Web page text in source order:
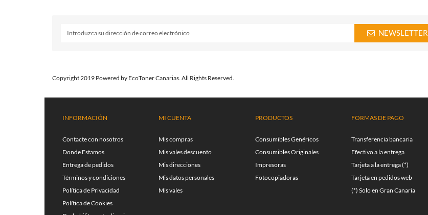
NEWSLETTER
Copyright 2019 Powered by EcoToner Canarias. All Rights Reserved.
INFORMACIÓN
Contacte con nosotros
Donde Estamos
Entrega de pedidos
Términos y condiciones
Política de Privacidad
Política de Cookies
MI CUENTA
Mis compras
Mis vales descuento
Mis direcciones
Mis datos personales
Mis vales
PRODUCTOS
Consumibles Genéricos
Consumibles Originales
Impresoras
Fotocopiadoras
FORMAS DE PAGO
Transferencia bancaria
Efectivo a la entrega
Tarjeta a la entrega (*)
Tarjeta en pedidos web
(*) Solo en Gran Canaria